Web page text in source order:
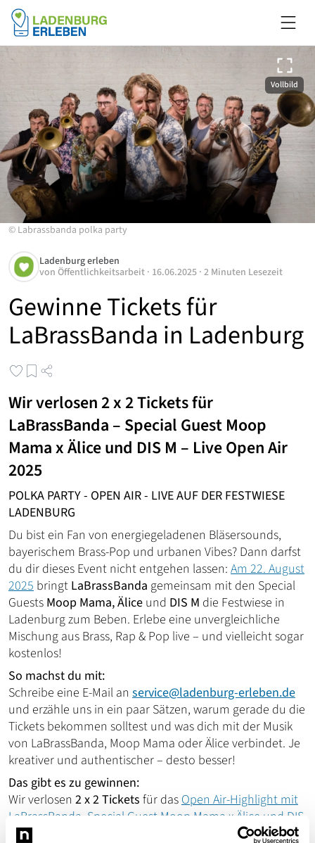
Vollbild
© Labrassbanda polka party
Gewinne Tickets für
LaBrassBanda in Ladenburg
Ladenburg erleben
von Öffentlichkeitsarbeit · 16.06.2025 · 2 Minuten Lesezeit
Wir verlosen 2 x 2 Tickets für
LaBrassBanda – Special Guest Moop
Mama x Älice und DIS M – Live Open Air
2025
POLKA PARTY - OPEN AIR - LIVE AUF DER FESTWIESE
LADENBURG
Du bist ein Fan von energiegeladenen Bläsersounds,
bayerischem Brass-Pop und urbanen Vibes? Dann darfst
du dir dieses Event nicht entgehen lassen: Am 22. August
2025 bringt LaBrassBanda gemeinsam mit den Special
Guests Moop Mama, Älice und DIS M die Festwiese in
Ladenburg zum Beben. Erlebe eine unvergleichliche
Mischung aus Brass, Rap & Pop live – und vielleicht sogar
kostenlos!
So machst du mit:
Schreibe eine E-Mail an service@ladenburg-erleben.de
und erzähle uns in ein paar Sätzen, warum gerade du die
Tickets bekommen solltest und was dich mit der Musik
von LaBrassBanda, Moop Mama oder Älice verbindet. Je
kreativer und authentischer – desto besser!
Das gibt es zu gewinnen:
Wir verlosen 2 x 2 Tickets für das Open Air-Highlight mit
LaBrassBanda, Special Guest Moop Mama x Älice und DIS
M am 22.08.2025
auf der Festwiese in Ladenburg.